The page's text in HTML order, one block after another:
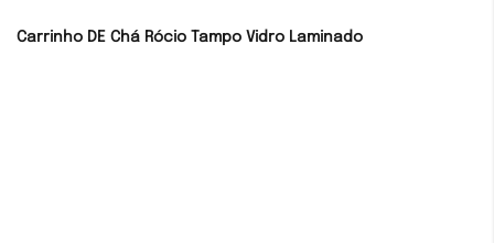
Carrinho DE Chá Rócio Tampo Vidro Laminado